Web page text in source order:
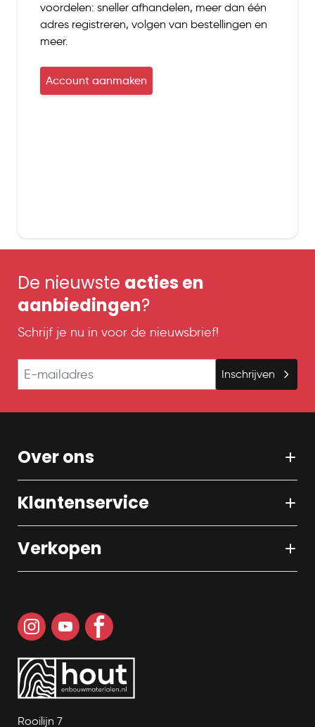
voordelen: sneller afhandelen, meer dan één
adres registreren, volgen van bestellingen en
meer.
Account aanmaken
De nieuwste acties en
aanbiedingen?
Schrijf je nu in voor de nieuwsbrief!
E-mailadres
Inschrijven
Over ons
Klantenservice
Verkopen
Rooilijn 7